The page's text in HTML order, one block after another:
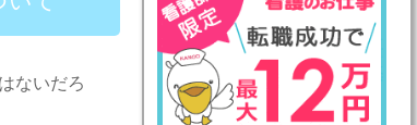
ないだろ